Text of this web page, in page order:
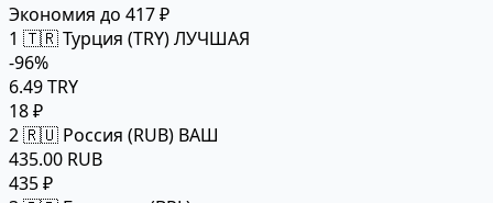
Экономия до 417 ₽
1 🇹🇷 Турция (TRY)ЛУЧШАЯ
-96%
6.49 TRY
18 ₽
2🇷🇺 Россия (RUB) ВАШ
435.00 RUB
435 ₽